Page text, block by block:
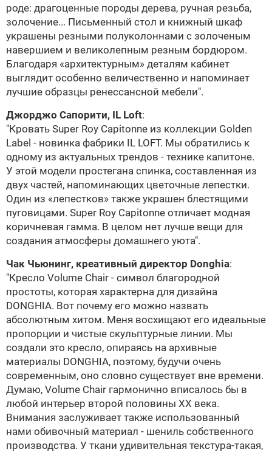
роде: драгоценные породы дерева, ручная резьба,
золочение... Письменный стол и книжный шкаф
украшены резными полуколоннами с золоченым
навершием и великолепным резным бордюром.
Благодаря «архитектурным» деталям кабинет
выглядит особенно величественно и напоминает
лучшие образцы ренессансной мебели".
Джорджо Сапорити, IL Loft:
"Кровать Super Roy Capitonne из коллекции Golden
Label - новинка фабрики IL LOFT. Мы обратились к
одному из актуальных трендов - технике капитоне.
У этой модели простегана спинка, составленная из
двух частей, напоминающих цветочные лепестки.
Один из «лепестков» также украшен блестящими
пуговицами. Super Roy Capitonne отличает модная
коричневая гамма. В целом нет лучше вещи для
создания атмосферы домашнего уюта".
Чак Чьюнинг, креативный директор Donghia:
"Кресло Volume Chair - символ благородной
простоты, которая характерна для дизайна
DONGHIA. Вот почему его можно назвать
абсолютным хитом. Меня восхищают его идеальные
пропорции и чистые скульптурные линии. Мы
создали это кресло, опираясь на архивные
материалы DONGHIA, поэтому, будучи очень
современным, оно словно существует вне времени.
Думаю, Volume Chair гармонично вписалось бы в
любой интерьер второй половины XX века.
Внимания заслуживает также использованный
нами обивочный материал - шениль собственного
производства. У ткани удивительная текстура-такая,